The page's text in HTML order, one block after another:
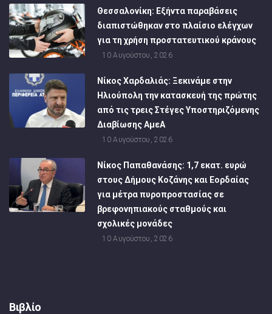
Θεσσαλονίκη: Εξήντα παραβάσεις
διαπιστώθηκαν στο πλαίσιο ελέγχων
για τη χρήση προστατευτικού κράνους
10 Αυγούστου, 2026
Νίκος Χαρδαλιάς: Ξεκινάμε στην
Ηλιούπολη την κατασκευή της πρώτης
από τις τρεις Στέγες Υποστηριζόμενης
Διαβίωσης ΑμεΑ
10 Αυγούστου, 2026
Νίκος Παπαθανάσης: 1,7 εκατ. ευρώ
στους Δήμους Κοζάνης και Εορδαίας
για μέτρα πυροπροστασίας σε
βρεφονηπιακούς σταθμούς και
σχολικές μονάδες
10 Αυγούστου, 2026
Βιβλίο